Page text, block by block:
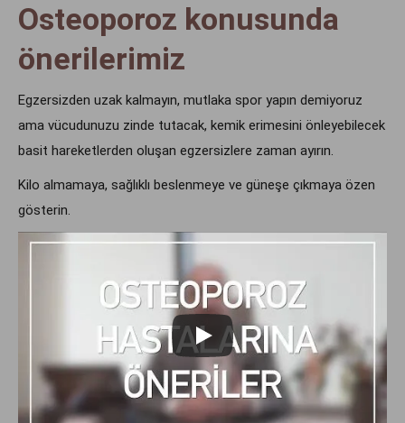
Osteoporoz konusunda
önerilerimiz
Egzersizden uzak kalmayın, mutlaka spor yapın demiyoruz
ama vücudunuzu zinde tutacak, kemik erimesini önleyebilecek
basit hareketlerden oluşan egzersizlere zaman ayırın.
Kilo almamaya, sağlıklı beslenmeye ve güneşe çıkmaya özen
gösterin.